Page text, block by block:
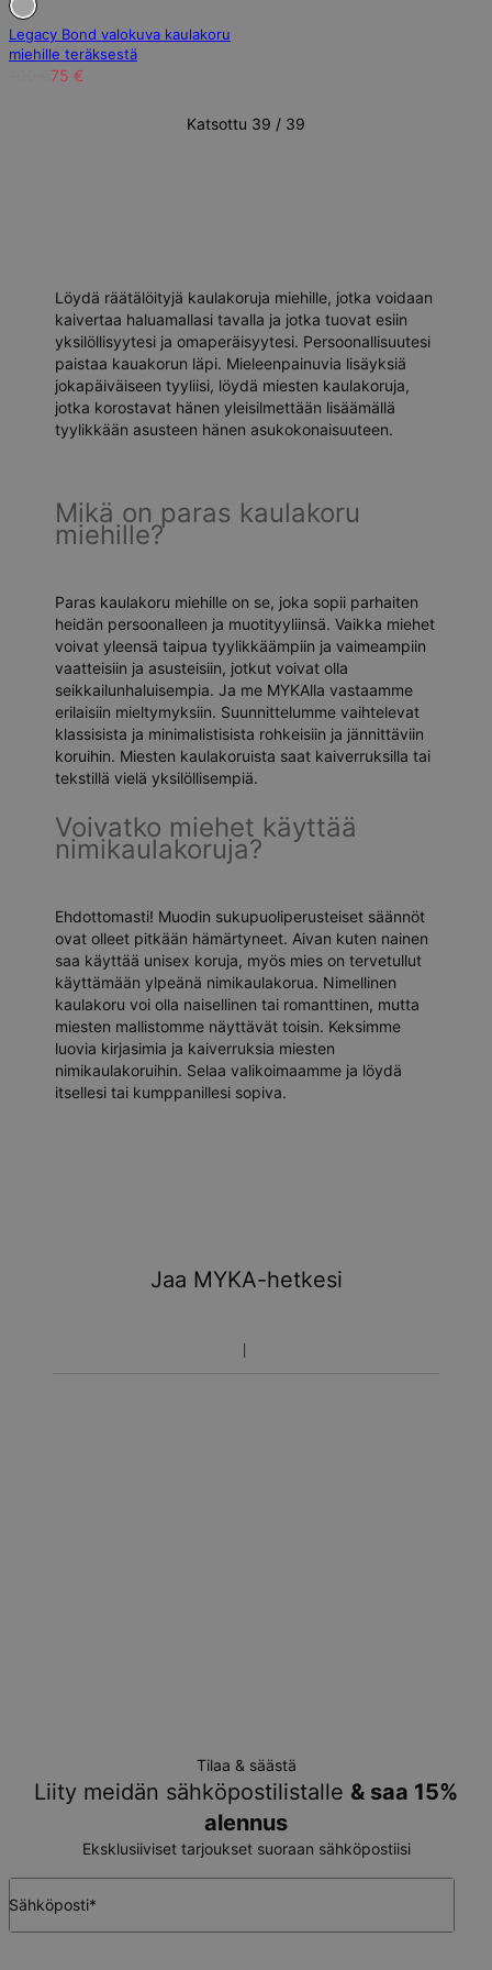
Legacy Bond valokuva kaulakoru
miehille teräksestä
75 €
Katsottu 39 / 39
Löydä räätälöityjä kaulakoruja miehille, jotka voidaan
kaivertaa haluamallasi tavalla ja jotka tuovat esiin
yksilöllisyytesi ja omaperäisyytesi. Persoonallisuutesi
paistaa kauakorun läpi. Mieleenpainuvia lisäyksiä
jokapäiväiseen tyyliisi, löydä miesten kaulakoruja,
jotka korostavat hänen yleisilmettään lisäämällä
tyylikkään asusteen hänen asukokonaisuuteen.
Mikä on paras kaulakoru
miehille?
Paras kaulakoru miehille on se, joka sopii parhaiten
heidän persoonalleen ja muotityyliinsä. Vaikka miehet
voivat yleensä taipua tyylikkäämpiin ja vaimeampiin
vaatteisiin ja asusteisiin, jotkut voivat olla
seikkailunhaluisempia. Ja me MYKAlla vastaamme
erilaisiin mieltymyksiin. Suunnittelumme vaihtelevat
klassisista ja minimalistisista rohkeisiin ja jännittäviin
koruihin. Miesten kaulakoruista saat kaiverruksilla tai
tekstillä vielä yksilöllisempiä.
Voivatko miehet käyttää
nimikaulakoruja?
Ehdottomasti! Muodin sukupuoliperusteiset säännöt
ovat olleet pitkään hämärtyneet. Aivan kuten nainen
saa käyttää unisex koruja, myös mies on tervetullut
käyttämään ylpeänä nimikaulakorua. Nimellinen
kaulakoru voi olla naisellinen tai romanttinen, mutta
miesten mallistomme näyttävät toisin. Keksimme
luovia kirjasimia ja kaiverruksia miesten
nimikaulakoruihin. Selaa valikoimaamme ja löydä
itsellesi tai kumppanillesi sopiva.
Jaa MYKA-hetkesi
Tilaa & säästä
Liity meidän sähköpostilistalle & saa 15%
alennus
Eksklusiiviset tarjoukset suoraan sähköpostiisi
Sähköposti*